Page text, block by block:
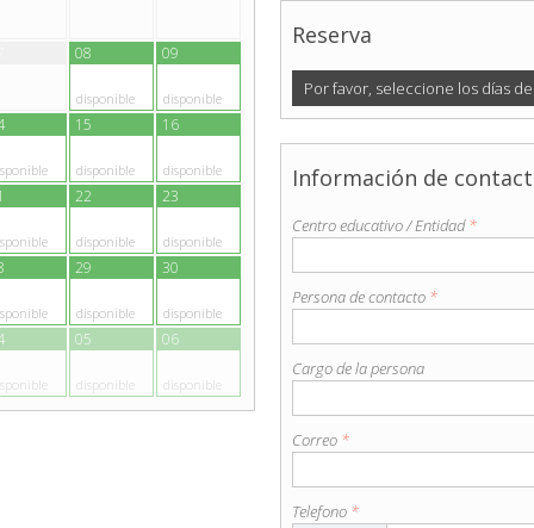
08
disponible
09
disponible
15
disponible
16
disponible
22
disponible
23
disponible
29
disponible
30
disponible
05
disponible
06
disponible
Reserva
Por favor, seleccione los días
Información de
Centro educativo / Entidad*
Persona de contacto *
Cargo de la persona
Correo *
Telefono *